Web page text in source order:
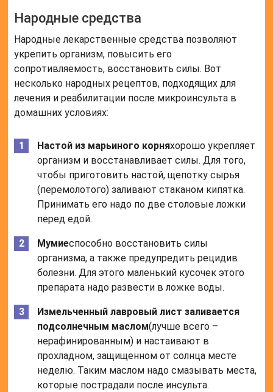
Народные средства
Народные лекарственные средства позволяют
укрепить организм, повысить его
сопротивляемость, восстановить силы. Вот
несколько народных рецептов, подходящих для
лечения и реабилитации после микроинсульта в
домашних условиях:
Настой из марьиного корняхорошо укрепляет
организм и восстанавливает силы. Для того,
чтобы приготовить настой, щепотку сырья
(перемолотого) заливают стаканом кипятка.
Принимать его надо по две столовые ложки
перед едой.
Мумиеспособно восстановить силы
организма, а также предупредить рецидив
болезни. Для этого маленький кусочек этого
препарата надо развести в ложке воды.
Измельченный лавровый лист заливается
подсолнечным маслом(лучше всего –
нерафинированным) и настаивают в
прохладном, защищенном от солнца месте
неделю. Таким маслом надо смазывать места,
которые пострадали после инсульта.